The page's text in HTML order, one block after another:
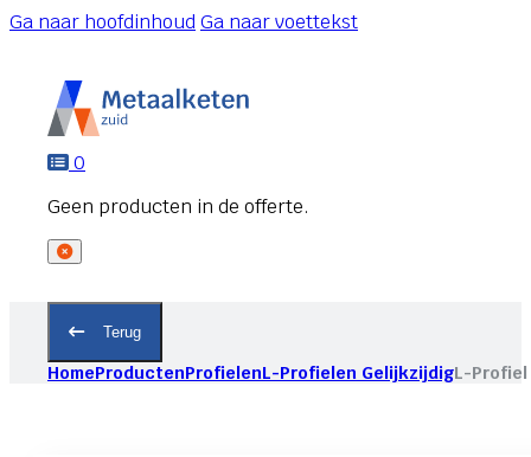
Ga naar hoofdinhoudGa naar voettekst
0
Terug
HomeProductenProfielenL-Profielen GelijkzijdigL-